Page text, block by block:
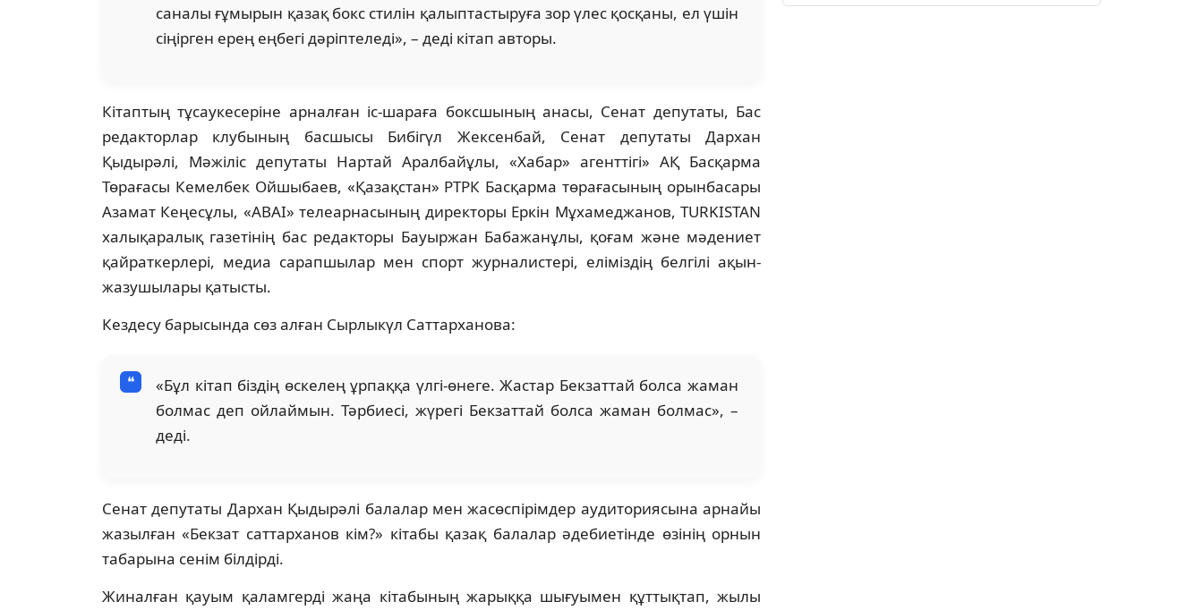
саналы ғұмырын қазақ бокс стилін қалыптастыруға зор үлес қосқаны, ел үшін
сіңірген ерең еңбегі дәріптеледі», – деді кітап авторы.
Кітаптың тұсаукесеріне арналған іс-шараға боксшының анасы, Сенат депутаты, Бас
редакторлар клубының басшысы Бибігүл Жексенбай, Сенат депутаты Дархан
Қыдырәлі, Мәжіліс депутаты Нартай Аралбайұлы, «Хабар» агенттігі» АҚ Басқарма
Төрағасы Кемелбек Ойшыбаев, «Қазақстан» РТРК Басқарма төрағасының орынбасары
Азамат Кеңесұлы, «ABAI» телеарнасының директоры Еркін Мұхамеджанов, TURKISTAN
халықаралық газетінің бас редакторы Бауыржан Бабажанұлы, қоғам және мәдениет
қайраткерлері, медиа сарапшылар мен спорт журналистері, еліміздің белгілі ақын-
жазушылары қатысты.
Кездесу барысында сөз алған Сырлыкүл Саттарханова:
«Бұл кітап біздің өскелең ұрпаққа үлгі-өнеге. Жастар Бекзаттай болса жаман
болмас деп ойлаймын. Тәрбиесі, жүрегі Бекзаттай болса жаман болмас», –
деді.
Сенат депутаты Дархан Қыдырәлі балалар мен жасөспірімдер аудиториясына арнайы
жазылған «Бекзат саттарханов кім?» кітабы қазақ балалар әдебиетінде өзінің орнын
табарына сенім білдірді.
Жиналған қауым қаламгерді жаңа кітабының жарыққа шығуымен құттықтап, жылы